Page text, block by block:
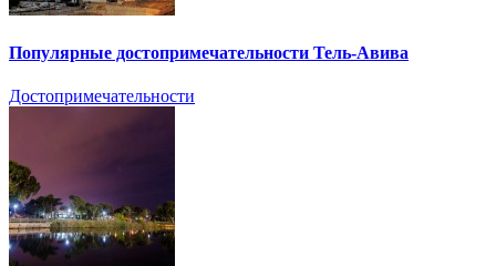
Популярные достопримечательности Тель-Авива
Достопримечательности